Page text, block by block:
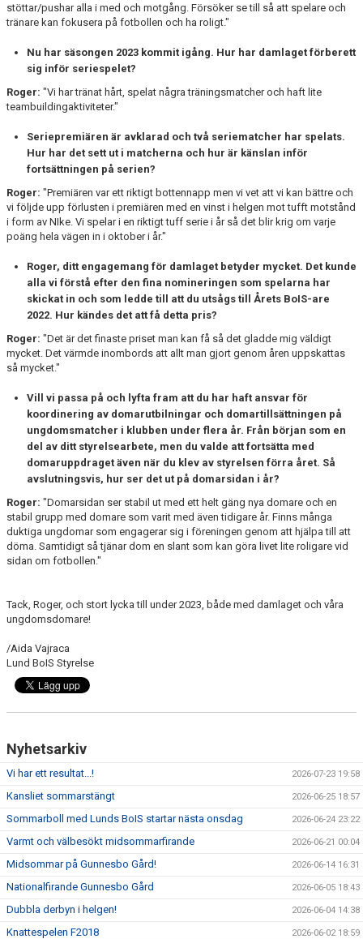
stöttar/pushar alla i med och motgång. Försöker se till så att spelare och
tränare kan fokusera på fotbollen och ha roligt."
Nu har säsongen 2023 kommit igång. Hur har damlaget förberett
sig inför seriespelet?
Roger: "Vi har tränat hårt, spelat några träningsmatcher och haft lite
teambuildingaktiviteter."
Seriepremiären är avklarad och två seriematcher har spelats.
Hur har det sett ut i matcherna och hur är känslan inför
fortsättningen på serien?
Roger: "Premiären var ett riktigt bottennapp men vi vet att vi kan bättre och
vi följde upp förlusten i premiären med en vinst i helgen mot tufft motstånd
i form av NIke. Vi spelar i en riktigt tuff serie i år så det blir krig om varje
poäng hela vägen in i oktober i år."
Roger, ditt engagemang för damlaget betyder mycket. Det kunde
alla vi förstå efter den fina nomineringen som spelarna har
skickat in och som ledde till att du utsågs till Årets BoIS-are
2022. Hur kändes det att få detta pris?
Roger: "Det är det finaste priset man kan få så det gladde mig väldigt
mycket. Det värmde inombords att allt man gjort genom åren uppskattas
så mycket."
Vill vi passa på och lyfta fram att du har haft ansvar för
koordinering av domarutbilningar och domartillsättningen på
ungdomsmatcher i klubben under flera år. Från början som en
del av ditt styrelsearbete, men du valde att fortsätta med
domaruppdraget även när du klev av styrelsen förra året. Så
avslutningsvis, hur ser det ut på domarsidan i år?
Roger: "Domarsidan ser stabil ut med ett helt gäng nya domare och en
stabil grupp med domare som varit med även tidigare år. Finns många
duktiga ungdomar som engagerar sig i föreningen genom att hjälpa till att
döma. Samtidigt så tjänar dom en slant som kan göra livet lite roligare vid
sidan om fotbollen."
Tack, Roger, och stort lycka till under 2023, både med damlaget och våra
ungdomsdomare!
/Aida Vajraca
Lund BoIS Styrelse
Nyhetsarkiv
Vi har ett resultat...! 2026-07-23 19:58
Kansliet sommarstängt 2026-06-25 18:57
Sommarboll med Lunds BoIS startar nästa onsdag 2026-06-24 23:22
Varmt och välbesökt midsommarfirande 2026-06-21 00:04
Midsommar på Gunnesbo Gård! 2026-06-14 16:31
Nationalfirande Gunnesbo Gård 2026-06-05 18:43
Dubbla derbyn i helgen! 2026-06-04 14:38
Knattespelen F2018 2026-06-02 18:59